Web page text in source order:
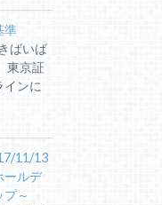
準
ばいば
東京証
インに
11/13
ールデ
プ～